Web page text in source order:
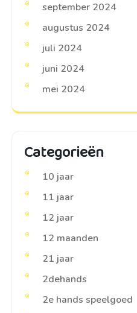
september 2024
augustus 2024
juli 2024
juni 2024
mei 2024
Categorieën
10 jaar
11 jaar
12 jaar
12 maanden
21 jaar
2dehands
2e hands speelgoed